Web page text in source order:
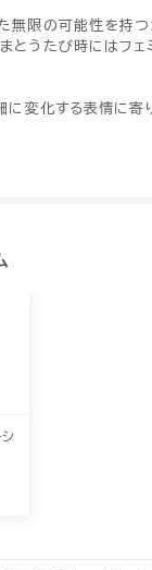
限の可能性を持つ
とうたび時にはフェ
に変化する表情に寄